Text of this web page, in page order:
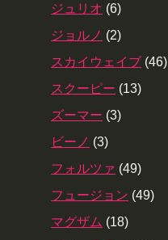
ジュリオ (6)
ジョルノ (2)
スカイウェイブ (46)
スクーピー (13)
ズーマー (3)
ビーノ (3)
フォルツァ (49)
フュージョン (49)
マグザム (18)